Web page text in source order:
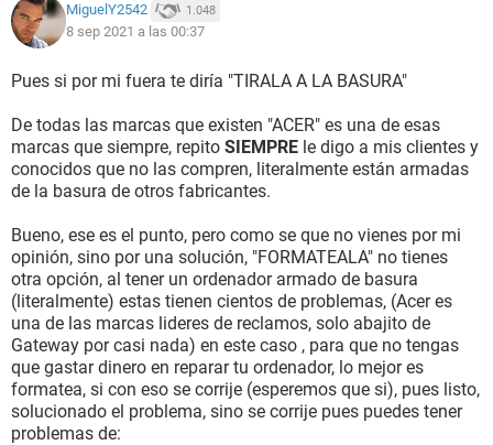
MiguelY2542 1.048
8 sep 2021 a las 00:37
Pues si por mi fuera te diría "TIRALA A LA BASURA"
De todas las marcas que existen "ACER" es una de esas
marcas que siempre, repito SIEMPRE le digo a mis clientes y
conocidos que no las compren, literalmente están armadas
de la basura de otros fabricantes.
Bueno, ese es el punto, pero como se que no vienes por mi
opinión, sino por una solución, "FORMATEALA" no tienes
otra opción, al tener un ordenador armado de basura
(literalmente) estas tienen cientos de problemas, (Acer es
una de las marcas lideres de reclamos, solo abajito de
Gateway por casi nada) en este caso , para que no tengas
que gastar dinero en reparar tu ordenador, lo mejor es
formatea, si con eso se corrije (esperemos que si), pues listo,
solucionado el problema, sino se corrije pues puedes tener
problemas de: